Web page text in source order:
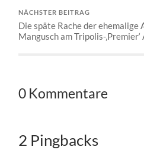
NÄCHSTER BEITRAG
Die späte Rache der
Mangusch am Tripolis-
0 Kommentare
2 Pingbacks